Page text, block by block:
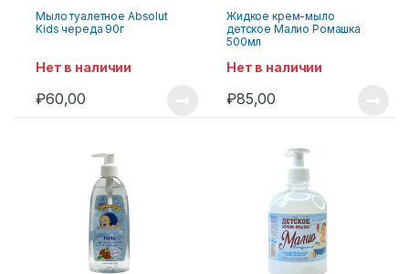
Мыло туалетное Absolut
Kids череда 90г
Нет в наличии
₽60,00
Жидкое крем-мыло
детское Малио Ромашка
500мл
Нет в наличии
₽85,00